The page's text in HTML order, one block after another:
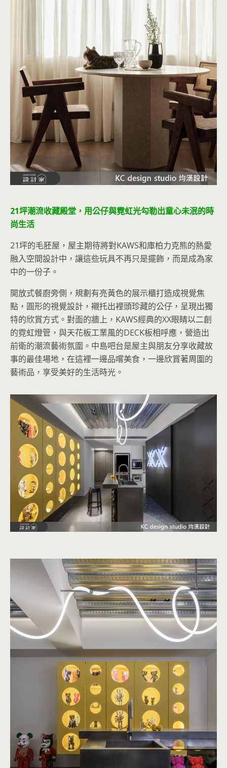
21坪潮流收藏殿堂，用公仔與霓虹光勾勒出童心未泯的時
尚生活
21坪的毛胚屋，屋主期待將對KAWS和庫柏力克熊的熱愛
融入空間設計中，讓這些玩具不再只是擺飾，而是成為家
中的一份子。
開放式餐廚旁側，規劃有亮黃色的展示櫃打造成視覺焦
點，圓形的視覺設計，襯托出裡頭珍藏的公仔，呈現出獨
特的欣賞方式。對面的牆上，KAWS經典的XX眼睛以二創
的霓虹燈管，與天花板工業風的DECK板相呼應，營造出
前衛的潮流藝術氛圍。中島吧台是屋主與朋友分享收藏故
事的最佳場地，在這裡一邊品嚐美食，一邊欣賞著周圍的
藝術品，享受美好的生活時光。